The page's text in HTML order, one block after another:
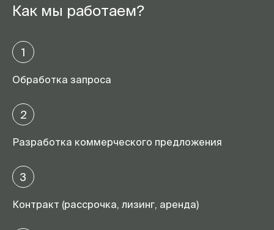
Как мы работаем?
1
Обработка запроса
2
Разработка коммерческого предложения
3
Контракт (рассрочка, лизинг, аренда)